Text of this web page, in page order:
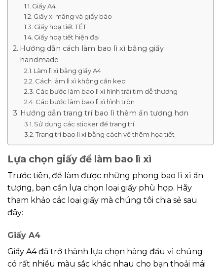
Giấy A4
Giấy xi măng và giấy báo
Giấy hoạ tiết TẾT
Giấy hoạ tiết hiện đại
Hướng dẫn cách làm bao lì xì bằng giấy
handmade
Làm lì xì bằng giấy A4
Cách làm lì xì không cần keo
Các bước làm bao lì xì hình trái tim dễ thương
Các bước làm bao lì xì hình tròn
Hướng dẫn trang trí bao lì thêm ấn tượng hơn
Sử dụng các sticker để trang trí
Trang trí bao lì xì bằng cách vẽ thêm họa tiết
Lựa chọn giấy để làm bao lì xì
Trước tiên, để làm được những phong bao lì xì ấn
tượng, bạn cần lựa chọn loại giấy phù hợp. Hãy
tham khảo các loại giấy mà chúng tôi chia sẻ sau
đây:
Giấy A4
Giấy A4 đã trở thành lựa chọn hàng đầu vì chúng
có rất nhiều màu sắc khác nhau cho bạn thoải mái